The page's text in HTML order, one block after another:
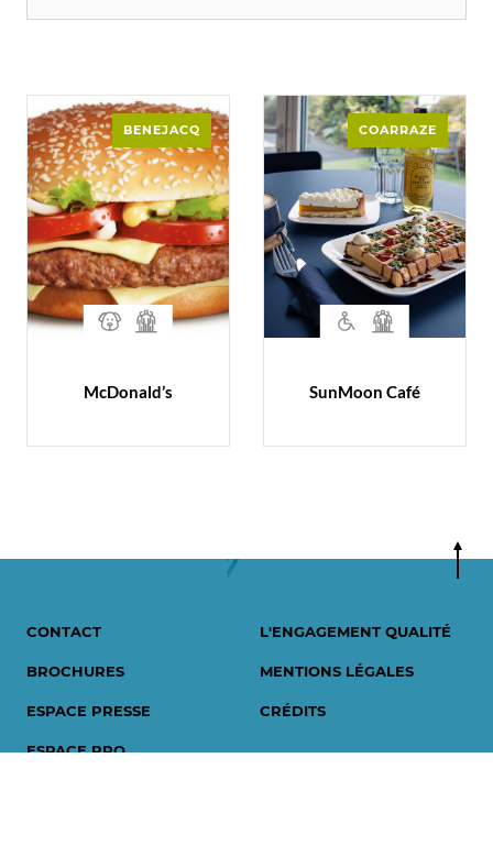
BENEJACQ
McDonald’s
COARRAZE
SunMoon Café
CONTACT
BROCHURES
ESPACE PRESSE
ESPACE PRO
L'ENGAGEMENT QUALITÉ
MENTIONS LÉGALES
CRÉDITS